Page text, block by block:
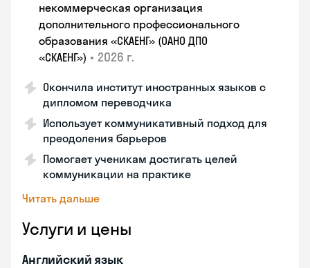
некоммерческая организация
дополнительного профессионального
образования «СКАЕНГ» (ОАНО ДПО
«СКАЕНГ») • 2026 г.
Окончила институт иностранных языков с
дипломом переводчика
Использует коммуникативный подход для
преодоления барьеров
Помогает ученикам достигать целей
коммуникации на практике
Читать дальше
Услуги и цены
Английский язык